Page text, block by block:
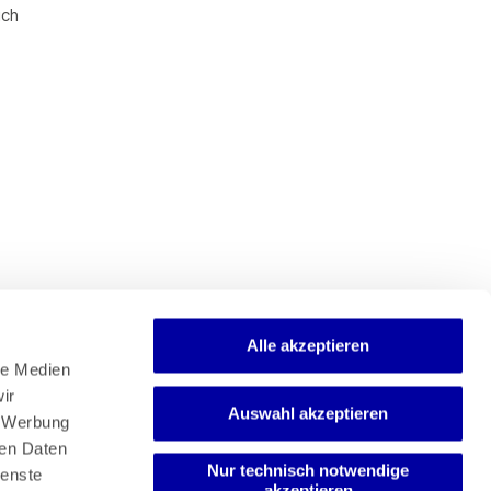
Medien
Daten
Alle akzeptieren
Auswahl akzeptieren
Nur technisch notwendige
Newsletter
Mediadaten
Media-Center